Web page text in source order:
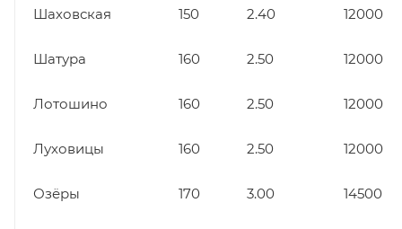
Шаховская 150 2.40 12000
Шатура 160 2.50 12000
Лотошино 160 2.50 12000
Луховицы 160 2.50 12000
Озёры 170 3.00 14500